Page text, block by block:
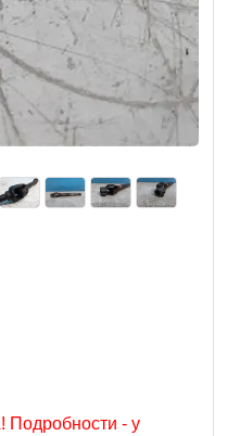
Подробности - у